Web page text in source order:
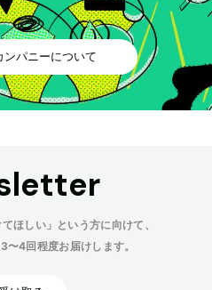
ンパニーについて
ほしい」という方に向けて、
〜4回程度お届けします。